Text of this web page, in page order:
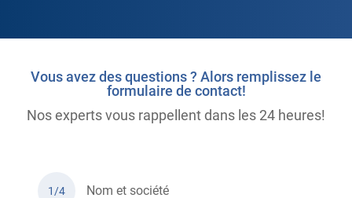
Vous avez des questions ? Alors remplissez le
formulaire de contact!
Nos experts vous rappellent dans les 24 heures!
1/4 Nom et société